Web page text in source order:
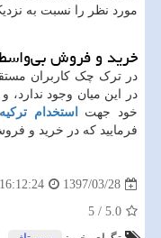
مورد نظر را نسبت به
خرید و فروش
در ترک چک کاربران
در این میان وجود ندارد،
خود جهت
استخدام ترکیه
فرمایید که در خرید و
1397/03/28
16:12:24
5.0
/
5